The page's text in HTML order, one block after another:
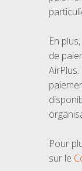
En
de
Pour
sur le